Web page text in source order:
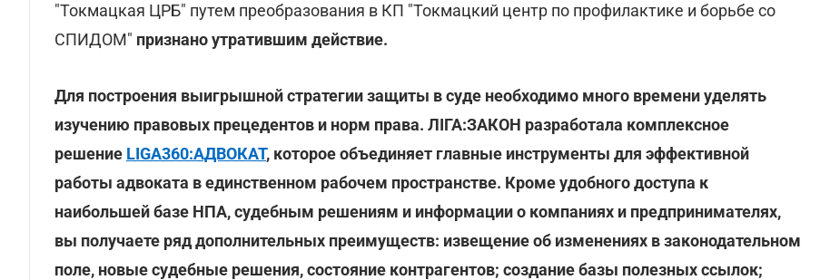
"Токмацкая ЦРБ" путем преобразования в КП "Токмацкий центр по профилактике и борьбе со
СПИДОМ" признано утратившим действие.
Для построения выигрышной стратегии защиты в суде необходимо много времени уделять
изучению правовых прецедентов и норм права. ЛІГА:ЗАКОН разработала комплексное
решение LIGA360:АДВОКАТ, которое объединяет главные инструменты для эффективной
работы адвоката в единственном рабочем пространстве. Кроме удобного доступа к
наибольшей базе НПА, судебным решениям и информации о компаниях и предпринимателях,
вы получаете ряд дополнительных преимуществ: извещение об изменениях в законодательном
поле, новые судебные решения, состояние контрагентов; создание базы полезных ссылок;